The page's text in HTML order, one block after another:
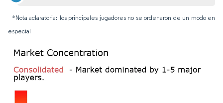
*Nota aclaratoria: los principales jugadores no se ordenaron de un modo en
especial